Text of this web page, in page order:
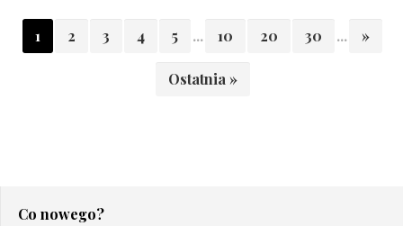
1 2 3 4 5 ... 10 20 30 ... »
Ostatnia »
Co nowego?